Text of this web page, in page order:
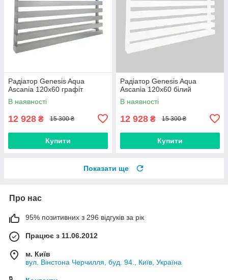
Радіатор Genesis Aqua
Ascania 120x60 графіт
В наявності
12 928 ₴ 15 300 ₴
Купити
Радіатор Genesis Aqua
Ascania 120x60 білий
В наявності
12 928 ₴ 15 300 ₴
Купити
Показати ще
Про нас
95% позитивних з 296 відгуків за рік
Працює з 11.06.2012
м. Київ
вул. Вінстона Черчилля, буд. 94., Київ, Україна